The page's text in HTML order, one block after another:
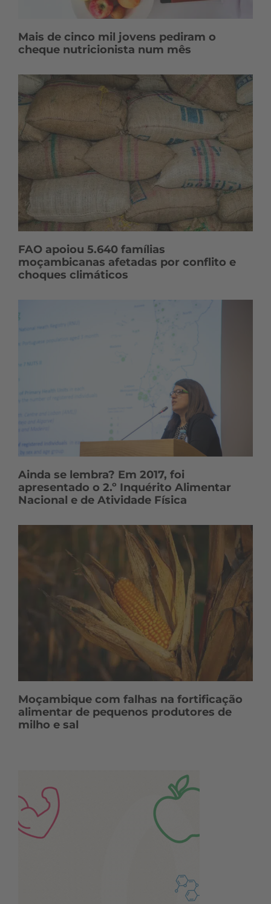
Mais de cinco mil jovens pediram o
cheque nutricionista num mês
FAO apoiou 5.640 famílias
moçambicanas afetadas por conflito e
choques climáticos
Ainda se lembra? Em 2017, foi
apresentado o 2.º Inquérito Alimentar
Nacional e de Atividade Física
Moçambique com falhas na fortificação
alimentar de pequenos produtores de
milho e sal